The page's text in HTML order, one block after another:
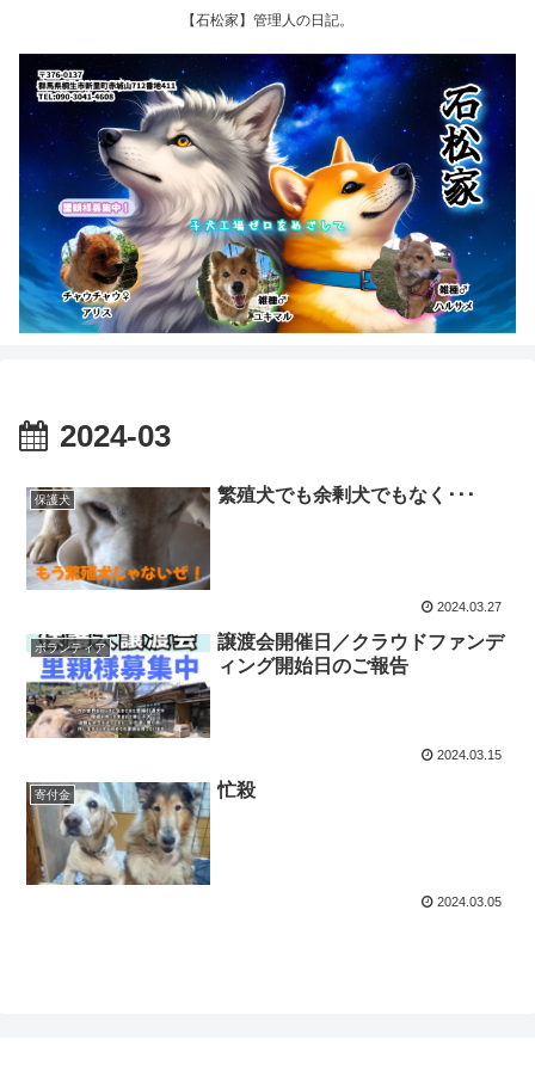
【石松家】管理人の日記。
2024-03
保護犬 繁殖犬でも余剰犬でもなく･･･
2024.03.27
ボランティア
譲渡会開催日／クラウドファンデ
ィング開始日のご報告
2024.03.15
寄付金 忙殺
2024.03.05